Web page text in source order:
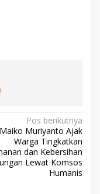
Pos berikutnya
Muriyanto Ajak
Warga Tingkatkan
dan Kebersihan
Lewat Komsos
Humanis